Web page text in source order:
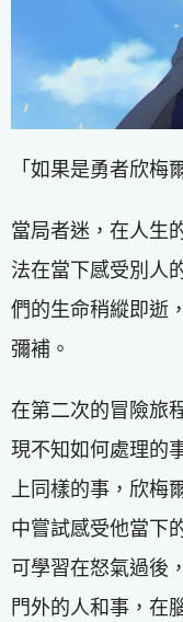
「如果是勇者欣梅
當局者迷，在人生
法在當下感受別人
們的生命稍縱即逝
彌補。
在第二次的冒險旅
現不知如何處理的
上同樣的事，欣梅
中嘗試感受他當下
可學習在怒氣過後
門外的人和事，在